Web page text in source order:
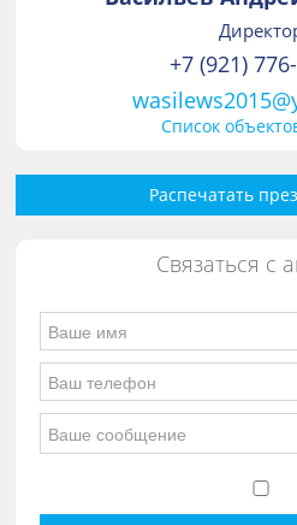
+7 (921)
Список
Распечатать
Связаться с